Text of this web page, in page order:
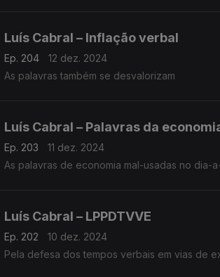
Luís Cabral – Inflação verbal
Ep. 204
12 dez. 2024
As palavras também se desvalorizam
Luís Cabral – Palavras da
Ep. 203
11 dez. 2024
As palavras de economia mal-usadas no dia-
Luís Cabral – LPPDTVVE
Ep. 202
10 dez. 2024
Pela defesa dos tempos verbais em vias de